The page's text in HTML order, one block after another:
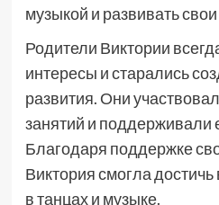
музыкой и развивать
Родители Виктории
интересы и старались
развития. Они
занятий и поддерживали
Благодаря поддержке
Виктория смогла достичь
в танцах и музыке.